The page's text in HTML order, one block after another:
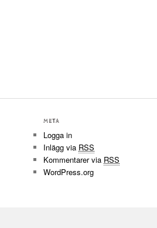
META
Logga in
Inlägg via RSS
Kommentarer via RSS
WordPress.org